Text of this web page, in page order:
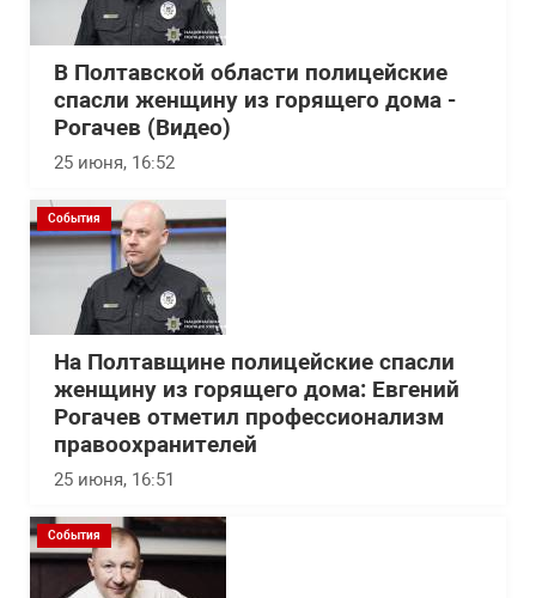
В Полтавской области полицейские
спасли женщину из горящего дома -
Рогачев (Видео)
25 июня, 16:52
События
На Полтавщине полицейские спасли
женщину из горящего дома: Евгений
Рогачев отметил профессионализм
правоохранителей
25 июня, 16:51
События